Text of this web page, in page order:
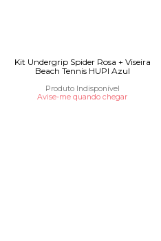
Kit Undergrip Spider Rosa + Viseira
Beach Tennis HUPI Azul
Produto Indisponível
Avise-me quando chegar